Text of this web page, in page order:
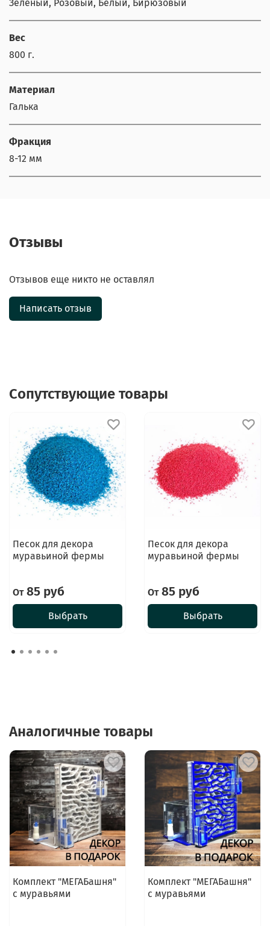
Зелёный, Розовый, Белый, Бирюзовый
Вес
800 г.
Материал
Галька
Фракция
8-12 мм
Отзывы
Отзывов еще никто не оставлял
Написать отзыв
Сопутствующие товары
Песок для декора
муравьиной фермы
От85 руб
Выбрать
Песок для декора
муравьиной фермы
От85 руб
Выбрать
Аналогичные товары
Комплект "МЕГАБашня"
с муравьями
Комплект "МЕГАБашня"
с муравьями